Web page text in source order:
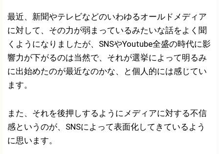
最近、新聞やテレビなどのいわゆるオールドメディア
に対して、その力が弱まっているみたいな話をよく聞
くようになりましたが、SNSやYoutube全盛の時代に影
響力が下がるのは当然で、それが選挙によって明るみ
に出始めたのが最近なのかな、と個人的には感じてい
ます。
また、それを後押しするようにメディアに対する不信
感というのが、SNSによって表面化してきているよう
に思います。